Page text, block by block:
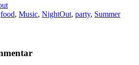
food, Music, NightOut, party, Summer